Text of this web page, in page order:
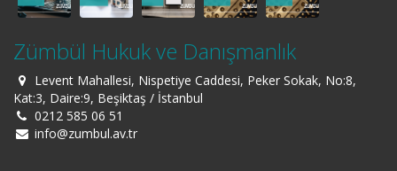
Zümbül Hukuk ve Danışmanlık
Levent Mahallesi, Nispetiye Caddesi, Peker Sokak, No:8,
Kat:3, Daire:9, Beşiktaş / İstanbul
0212 585 06 51
info@zumbul.av.tr